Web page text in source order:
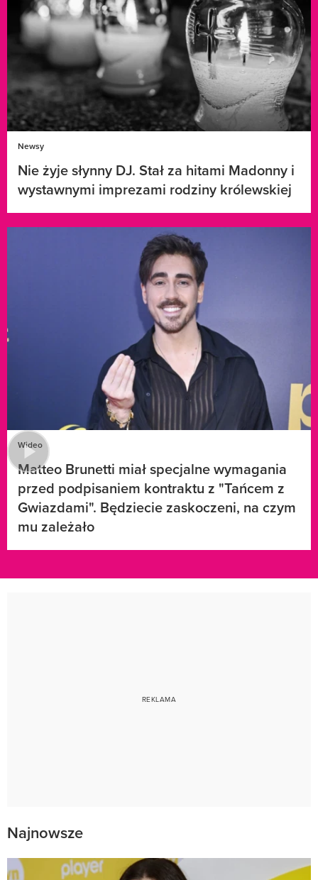
Newsy
Nie żyje słynny DJ. Stał za hitami Madonny i
wystawnymi imprezami rodziny królewskiej
Wideo
Matteo Brunetti miał specjalne wymagania
przed podpisaniem kontraktu z "Tańcem z
Gwiazdami". Będziecie zaskoczeni, na czym
mu zależało
Najnowsze